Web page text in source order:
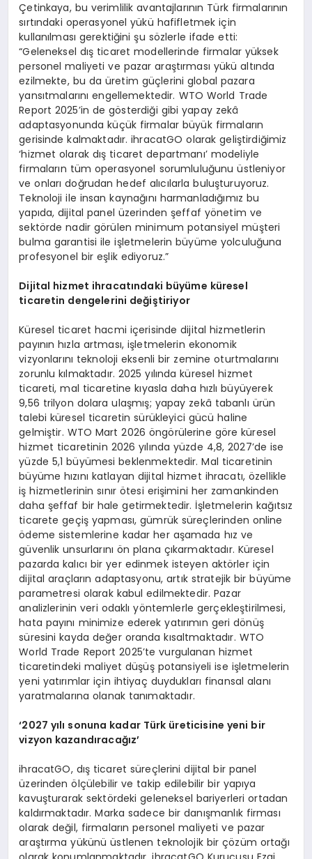
Çetinkaya, bu verimlilik avantajlarının Türk firmalarının
sırtındaki operasyonel yükü hafifletmek için
kullanılması gerektiğini şu sözlerle ifade etti:
“Geleneksel dış ticaret modellerinde firmalar yüksek
personel maliyeti ve pazar araştırması yükü altında
ezilmekte, bu da üretim güçlerini global pazara
yansıtmalarını engellemektedir. WTO World Trade
Report 2025’in de gösterdiği gibi yapay zekâ
adaptasyonunda küçük firmalar büyük firmaların
gerisinde kalmaktadır. ihracatGO olarak geliştirdiğimiz
‘hizmet olarak dış ticaret departmanı’ modeliyle
firmaların tüm operasyonel sorumluluğunu üstleniyor
ve onları doğrudan hedef alıcılarla buluşturuyoruz.
Teknoloji ile insan kaynağını harmanladığımız bu
yapıda, dijital panel üzerinden şeffaf yönetim ve
sektörde nadir görülen minimum potansiyel müşteri
bulma garantisi ile işletmelerin büyüme yolculuğuna
profesyonel bir eşlik ediyoruz.”
Dijital hizmet ihracatındaki büyüme küresel
ticaretin dengelerini değiştiriyor
Küresel ticaret hacmi içerisinde dijital hizmetlerin
payının hızla artması, işletmelerin ekonomik
vizyonlarını teknoloji eksenli bir zemine oturtmalarını
zorunlu kılmaktadır. 2025 yılında küresel hizmet
ticareti, mal ticaretine kıyasla daha hızlı büyüyerek
9,56 trilyon dolara ulaşmış; yapay zekâ tabanlı ürün
talebi küresel ticaretin sürükleyici gücü haline
gelmiştir. WTO Mart 2026 öngörülerine göre küresel
hizmet ticaretinin 2026 yılında yüzde 4,8, 2027’de ise
yüzde 5,1 büyümesi beklenmektedir. Mal ticaretinin
büyüme hızını katlayan dijital hizmet ihracatı, özellikle
iş hizmetlerinin sınır ötesi erişimini her zamankinden
daha şeffaf bir hale getirmektedir. İşletmelerin kağıtsız
ticarete geçiş yapması, gümrük süreçlerinden online
ödeme sistemlerine kadar her aşamada hız ve
güvenlik unsurlarını ön plana çıkarmaktadır. Küresel
pazarda kalıcı bir yer edinmek isteyen aktörler için
dijital araçların adaptasyonu, artık stratejik bir büyüme
parametresi olarak kabul edilmektedir. Pazar
analizlerinin veri odaklı yöntemlerle gerçekleştirilmesi,
hata payını minimize ederek yatırımın geri dönüş
süresini kayda değer oranda kısaltmaktadır. WTO
World Trade Report 2025’te vurgulanan hizmet
ticaretindeki maliyet düşüş potansiyeli ise işletmelerin
yeni yatırımlar için ihtiyaç duydukları finansal alanı
yaratmalarına olanak tanımaktadır.
‘2027 yılı sonuna kadar Türk üreticisine yeni bir
vizyon kazandıracağız’
ihracatGO, dış ticaret süreçlerini dijital bir panel
üzerinden ölçülebilir ve takip edilebilir bir yapıya
kavuşturarak sektördeki geleneksel bariyerleri ortadan
kaldırmaktadır. Marka sadece bir danışmanlık firması
olarak değil, firmaların personel maliyeti ve pazar
araştırma yükünü üstlenen teknolojik bir çözüm ortağı